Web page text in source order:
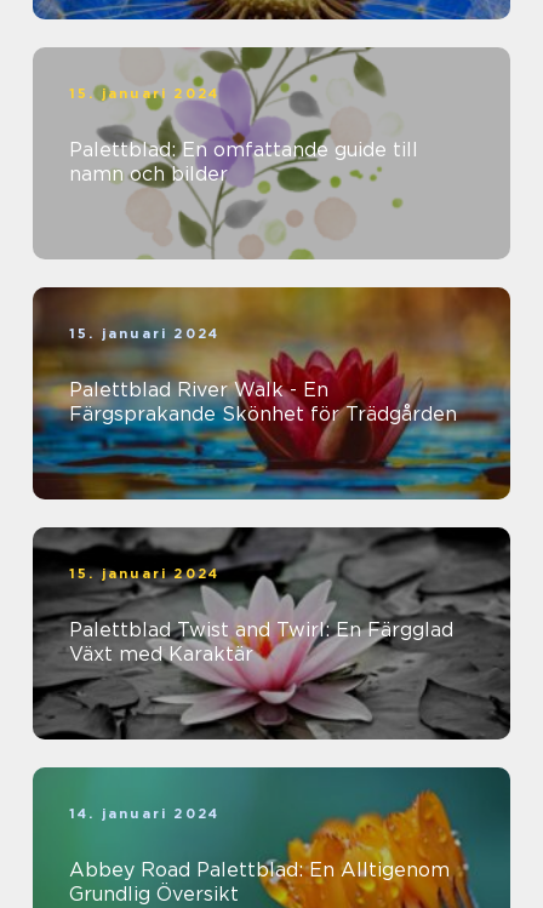
15. januari 2024
Palettblad: En omfattande guide till
namn och bilder
15. januari 2024
Palettblad River Walk - En
Färgsprakande Skönhet för Trädgården
15. januari 2024
Palettblad Twist and Twirl: En Färgglad
Växt med Karaktär
14. januari 2024
Abbey Road Palettblad: En Alltigenom
Grundlig Översikt